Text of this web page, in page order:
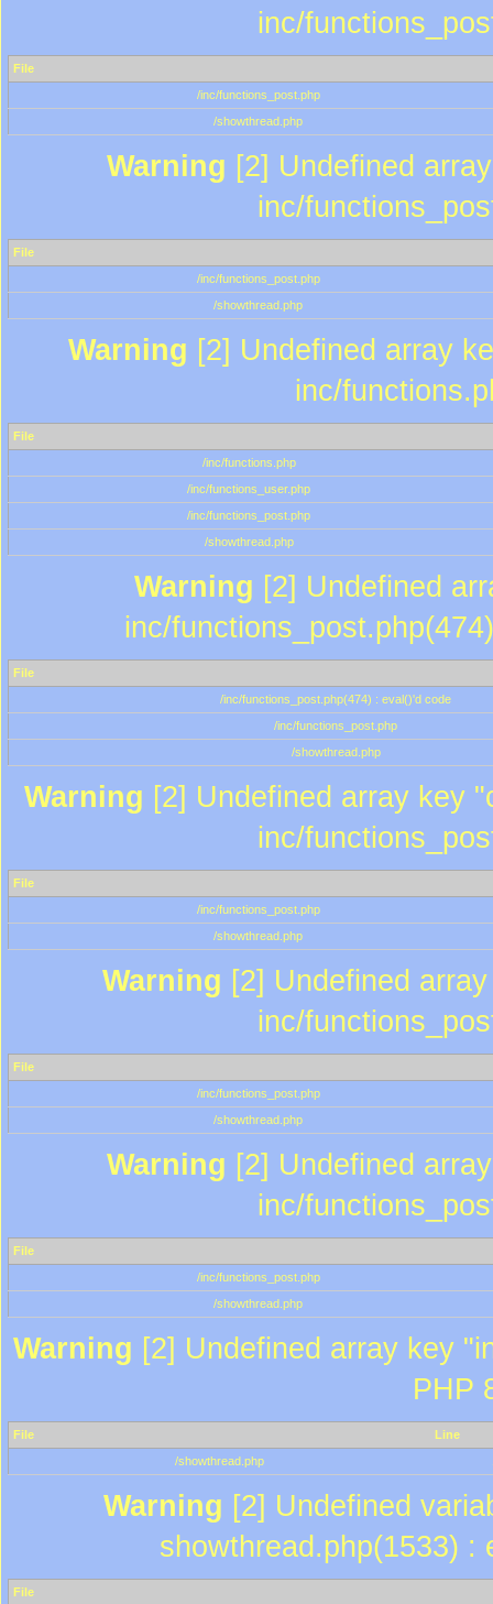
inc/
File
/inc/functions_post.php
/showthread.php
Warning [2] Undefined
inc/
File
/inc/functions_post.php
/showthread.php
Warning [2] Undefined array
inc/
File
/inc/functions.php
/inc/functions_user.php
/inc/functions_post.php
/showthread.php
Warning [2] Undefined
inc/
File
/inc/functions_post.php(474) : eval()'d code
/inc/functions_post.php
/showthread.php
Warning [2] Undefined array key
inc/
File
/inc/functions_post.php
/showthread.php
Warning [2] Undefined
inc/
File
/inc/functions_post.php
/showthread.php
Warning [2] Undefined
inc/
File
/inc/functions_post.php
/showthread.php
Warning [2] Undefined array key
PHP
File
Line
/showthread.php
Warning [2] Undefined
showthread.php(1533) :
File